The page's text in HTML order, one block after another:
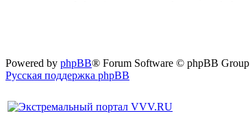
Powered by phpBB® Forum Software © phpBB Group
Русская поддержка phpBB